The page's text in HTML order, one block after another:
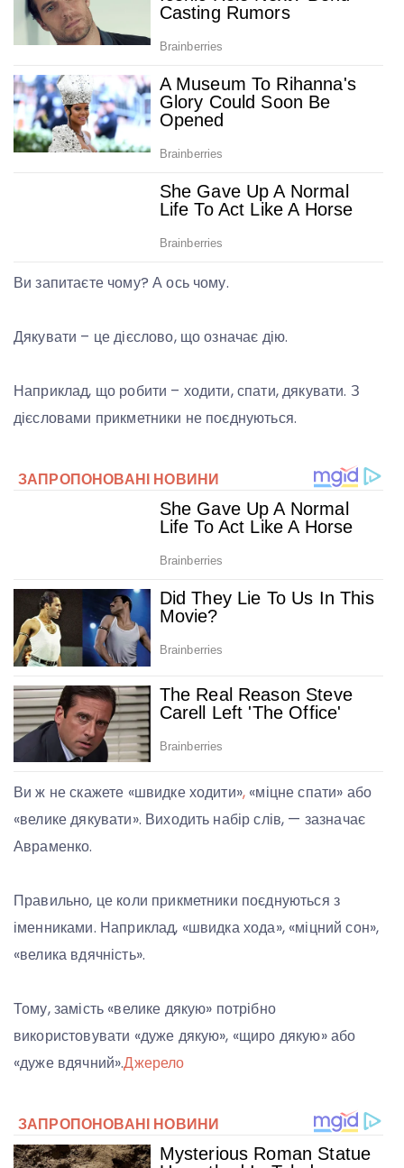
Ви запитаєте чому? А ось чому.
Дякувати – це дієслово, що означає дію.
Наприклад, що робити – ходити, спати, дякувати. З
дієсловами прикметники не поєднуються.
Ви ж не скажете «швидке ходити», «міцне спати» або
«велике дякувати». Виходить набір слів, — зазначає
Авраменко.
Правильно, це коли прикметники поєднуються з
іменниками. Наприклад, «швидка хода», «міцний сон»,
«велика вдячність».
Тому, замість «велике дякую» потрібно
використовувати «дуже дякую», «щиро дякую» або
«дуже вдячний».Джерело